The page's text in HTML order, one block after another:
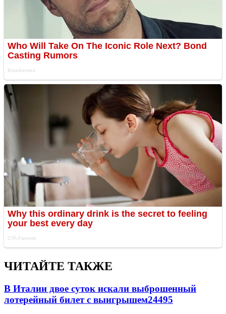
ЧИТАЙТЕ ТАКЖЕ
В Италии двое суток искали выброшенный
лотерейный билет с выигрышем24495